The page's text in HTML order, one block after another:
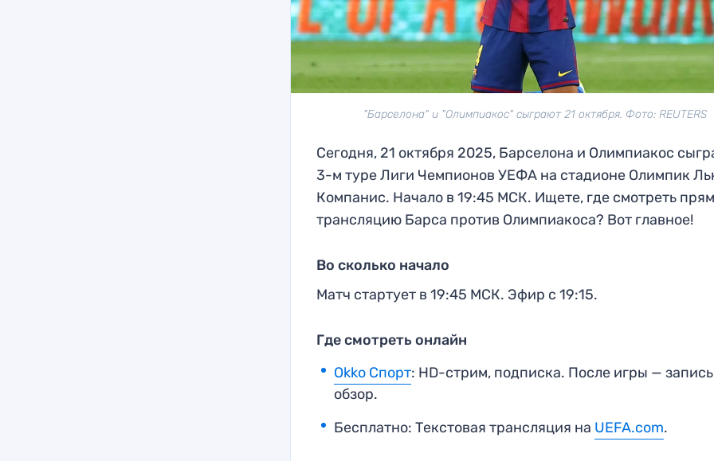
"Барселона" и "Олимпиакос" сыграют 21 октября. Фото: REUTERS
Сегодня, 21 октября 2025, Барселона и Олимпиакос
3-м туре Лиги Чемпионов УЕФА на стадионе Олимпик
Компанис. Начало в 19:45 МСК. Ищете, где смотреть
трансляцию Барса против Олимпиакоса? Вот главное!
Во сколько начало
Матч стартует в 19:45 МСК. Эфир с 19:15.
Где смотреть онлайн
Okko Спорт: HD-стрим, подписка. После игры —
обзор.
Бесплатно: Текстовая трансляция на UEFA.com.